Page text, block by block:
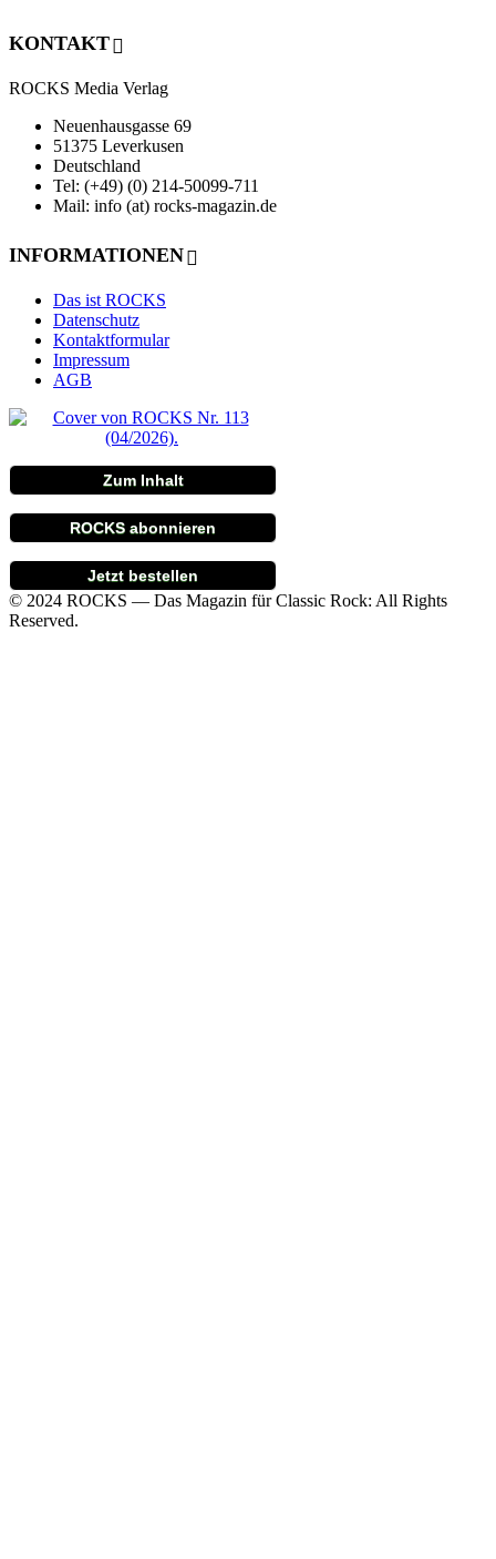
KONTAKT
ROCKS Media Verlag
Neuenhausgasse 69
51375 Leverkusen
Deutschland
Tel: (+49) (0) 214-50099-711
Mail: info (at) rocks-magazin.de
INFORMATIONEN
Das ist ROCKS
Datenschutz
Kontaktformular
Impressum
AGB
Zum Inhalt
ROCKS abonnieren
Jetzt bestellen
© 2024 ROCKS — Das Magazin für Classic Rock: All Rights
Reserved.